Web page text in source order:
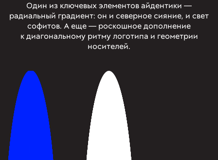
Один из ключевых элементов айдентики —
радиальный градиент: он и северное сияние, и свет
софитов. А еще — роскошное дополнение
к диагональному ритму логотипа и геометрии
носителей.